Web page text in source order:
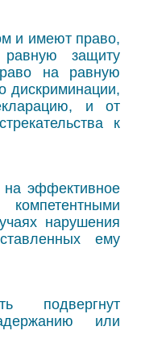
и имеют право,
защиту
на равную
дискриминации,
и от
к
на эффективное
нарушения
ему
или